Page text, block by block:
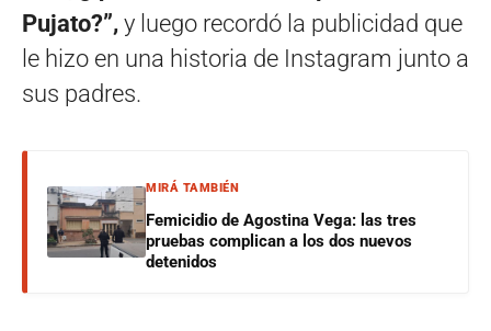
Pujato?”, y luego recordó la publicidad que
le hizo en una historia de Instagram junto a
sus padres.
MIRÁ TAMBIÉN
Femicidio de Agostina Vega: las tres
pruebas complican a los dos nuevos
detenidos